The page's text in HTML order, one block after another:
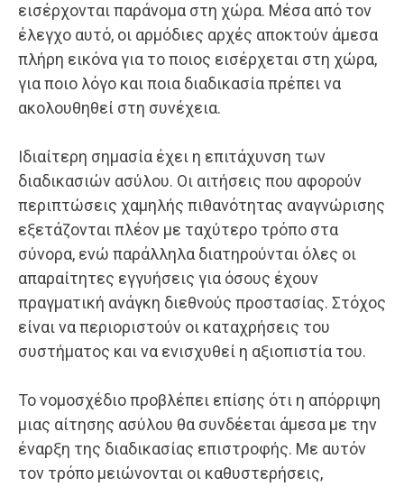
εισέρχονται παράνομα στη χώρα. Μέσα από τον
έλεγχο αυτό, οι αρμόδιες αρχές αποκτούν άμεσα
πλήρη εικόνα για το ποιος εισέρχεται στη χώρα,
για ποιο λόγο και ποια διαδικασία πρέπει να
ακολουθηθεί στη συνέχεια.
Ιδιαίτερη σημασία έχει η επιτάχυνση των
διαδικασιών ασύλου. Οι αιτήσεις που αφορούν
περιπτώσεις χαμηλής πιθανότητας αναγνώρισης
εξετάζονται πλέον με ταχύτερο τρόπο στα
σύνορα, ενώ παράλληλα διατηρούνται όλες οι
απαραίτητες εγγυήσεις για όσους έχουν
πραγματική ανάγκη διεθνούς προστασίας. Στόχος
είναι να περιοριστούν οι καταχρήσεις του
συστήματος και να ενισχυθεί η αξιοπιστία του.
Το νομοσχέδιο προβλέπει επίσης ότι η απόρριψη
μιας αίτησης ασύλου θα συνδέεται άμεσα με την
έναρξη της διαδικασίας επιστροφής. Με αυτόν
τον τρόπο μειώνονται οι καθυστερήσεις,